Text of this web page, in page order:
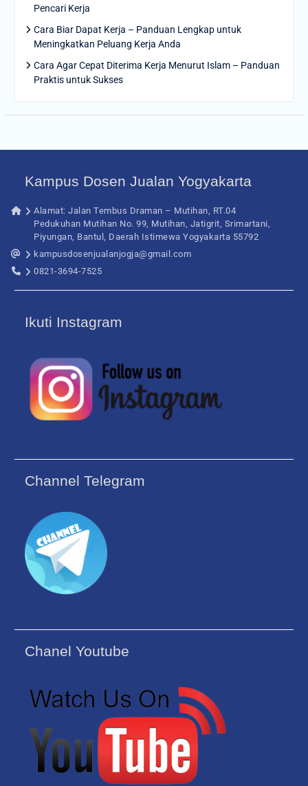
Pencari Kerja
Cara Biar Dapat Kerja – Panduan Lengkap untuk
Meningkatkan Peluang Kerja Anda
Cara Agar Cepat Diterima Kerja Menurut Islam – Panduan
Praktis untuk Sukses
Kampus Dosen Jualan Yogyakarta
Alamat: Jalan Tembus Draman – Mutihan, RT.04
Pedukuhan Mutihan No. 99, Mutihan, Jatigrit, Srimartani,
Piyungan, Bantul, Daerah Istimewa Yogyakarta 55792
kampusdosenjualanjogja@gmail.com
0821-3694-7525
Ikuti Instagram
Channel Telegram
Chanel Youtube